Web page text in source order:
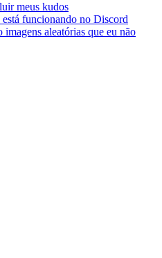
meus kudos
funcionando no Discord
aleatórias que eu não